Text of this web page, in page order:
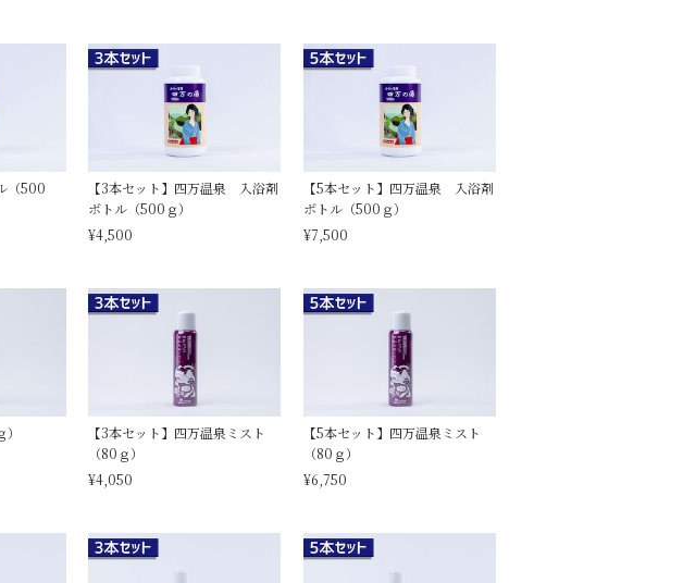
（500
【3本セット】四万温泉 入浴剤
ボトル（500ｇ）
¥4,500
【5本セット】四万温泉 入浴剤
ボトル（500ｇ）
¥7,500
【3本セット】四万温泉ミスト
（80ｇ）
¥4,050
【5本セット】四万温泉ミスト
（80ｇ）
¥6,750